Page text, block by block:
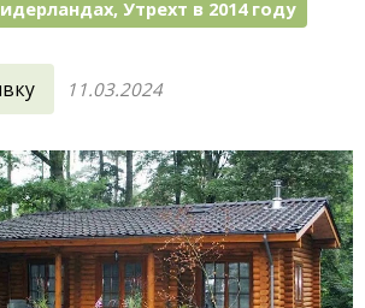
Утрехт в 2014 году
11.03.2024